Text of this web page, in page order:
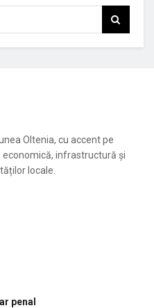
Oltenia, cu accent pe
infrastructură și
locale.
penal